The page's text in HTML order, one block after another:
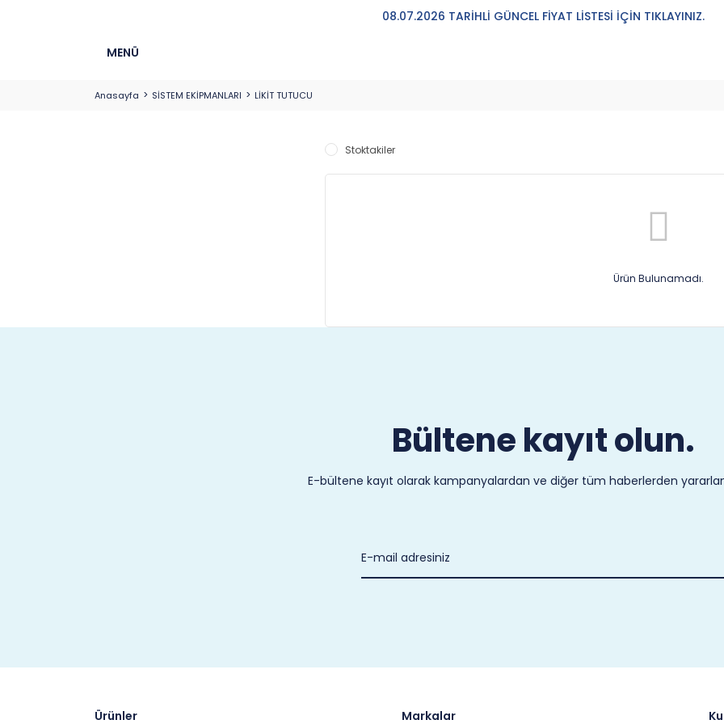
08.07.2026 TARİHLİ GÜNCEL FİYAT LİSTESİ İÇİN TIKLAYINIZ.
MENÜ
Anasayfa SİSTEM EKİPMANLARI LİKİT TUTUCU
Stoktakiler
Ürün Bulunamadı.
Bültene kayıt olun.
E-bültene kayıt olarak kampanyalardan ve diğer tüm haberlerden
Ürünler Markalar